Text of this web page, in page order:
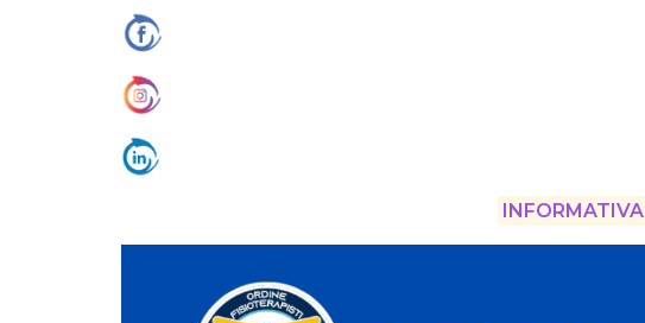
INFORMATIVA